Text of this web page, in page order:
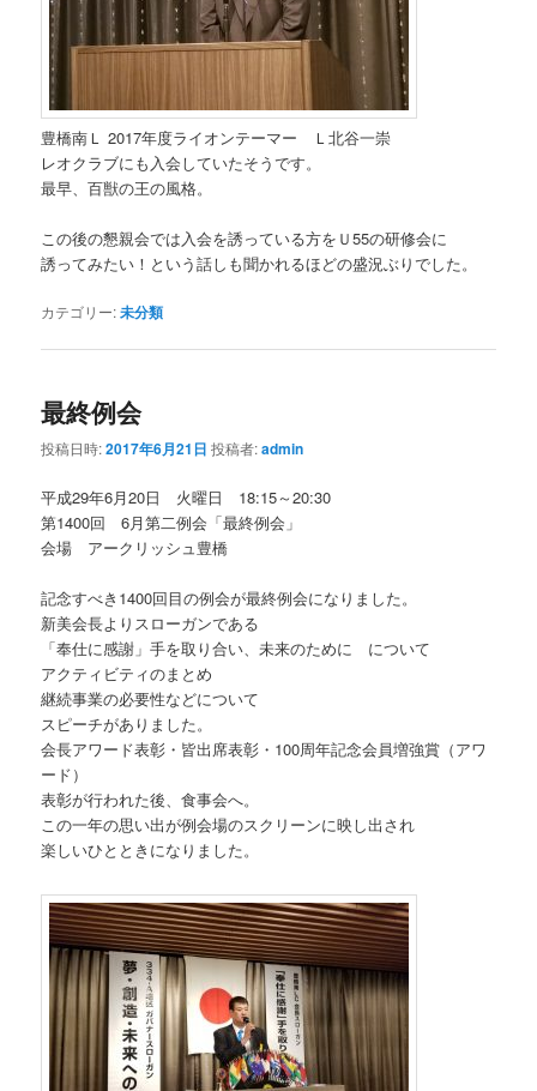
豊橋南Ｌ 2017年度ライオンテーマー Ｌ北谷一崇
レオクラブにも入会していたそうです。
最早、百獣の王の風格。
この後の懇親会では入会を誘っている方をＵ55の研修会に
誘ってみたい！という話しも聞かれるほどの盛況ぶりでした。
カテゴリー:未分類
最終例会
投稿日時:2017年6月21日 投稿者:admin
平成29年6月20日 火曜日 18:15～20:30
第1400回 6月第二例会「最終例会」
会場 アークリッシュ豊橋
記念すべき1400回目の例会が最終例会になりました。
新美会長よりスローガンである
「奉仕に感謝」手を取り合い、未来のために について
アクティビティのまとめ
継続事業の必要性などについて
スピーチがありました。
会長アワード表彰・皆出席表彰・100周年記念会員増強賞（アワ
ード）
表彰が行われた後、食事会へ。
この一年の思い出が例会場のスクリーンに映し出され
楽しいひとときになりました。